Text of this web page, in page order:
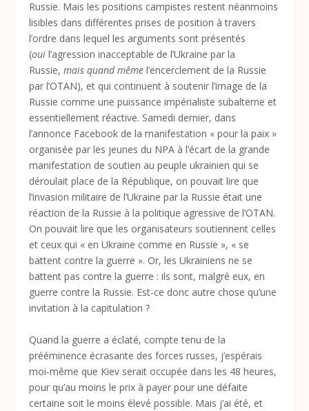
Russie. Mais les positions campistes restent néanmoins
lisibles dans différentes prises de position à travers
l’ordre dans lequel les arguments sont présentés
(oui l’agression inacceptable de l’Ukraine par la
Russie,mais quand même l’encerclement de la Russie
par l’OTAN), et qui continuent à soutenir l’image de la
Russie comme une puissance impérialiste subalterne et
essentiellement réactive. Samedi dernier, dans
l’annonce Facebook de la manifestation « pour la paix »
organisée par les jeunes du NPA à l’écart de la grande
manifestation de soutien au peuple ukrainien qui se
déroulait place de la République, on pouvait lire que
l’invasion militaire de l’Ukraine par la Russie était une
réaction de la Russie à la politique agressive de l’OTAN.
On pouvait lire que les organisateurs soutiennent celles
et ceux qui « en Ukraine comme en Russie », « se
battent contre la guerre ». Or, les Ukrainiens ne se
battent pas contre la guerre : ils sont, malgré eux, en
guerre contre la Russie. Est-ce donc autre chose qu’une
invitation à la capitulation ?
Quand la guerre a éclaté, compte tenu de la
prééminence écrasante des forces russes, j’espérais
moi-même que Kiev serait occupée dans les 48 heures,
pour qu’au moins le prix à payer pour une défaite
certaine soit le moins élevé possible. Mais j’ai été, et